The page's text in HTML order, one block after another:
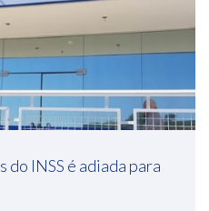
do INSS é adiada para